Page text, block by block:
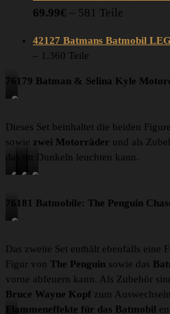
69.99€ – 581 Teile
42127 Batmans Batmobil
– 1.360 Teile
76179 Batman & Selina Kyle
©
E
O
Dieses Set beinhaltet die beiden
sowie zwei Motorräder und als
das im Dunkeln leuchten kann.
©
E
©
E
©
E
©
E
76181 Batmobile: The Penguin
©
E
O
Das zweite Set enthält ebenfalls eine
Figur von The Penguin sowie das
vorne abfeuern kann. Als Zubehör
Bruce Wayne Kopf zum
Flammeneffekte für das Batmobil